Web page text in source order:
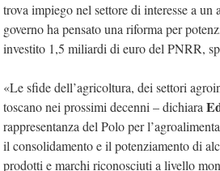
trova impiego nel settore di interesse a
governo ha pensato una riforma per
investito 1,5 miliardi di euro del PNRR,
«Le sfide dell’agricoltura, dei settori
toscano nei prossimi decenni – dichiara
rappresentanza del Polo per
il consolidamento e il potenziamento di
prodotti e marchi riconosciuti a livello